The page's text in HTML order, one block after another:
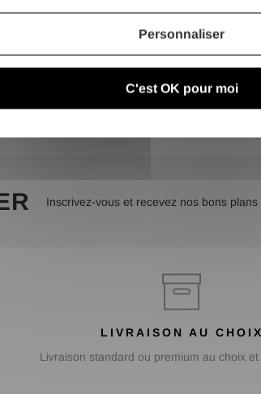
Inscrivez-vous et recevez nos bons plans
LIVRAISON AU CHOIX
Livraison standard ou premium au choix
C'est OK pour moi
Personnaliser